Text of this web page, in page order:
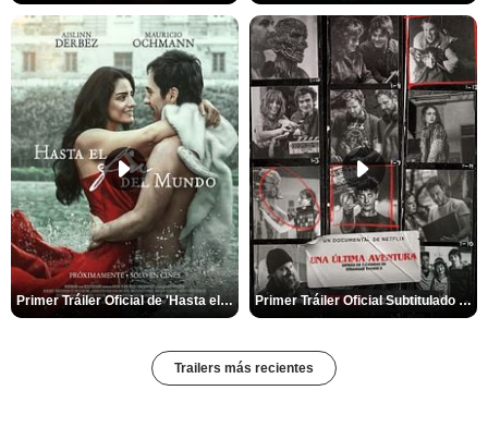
Primer Tráiler Oficial de 'Hasta el fin del mundo' Primer Tráiler Oficial Subtitulado de 'Una última aventura: Detrás de cámaras de Stranger Things 5'
Trailers más recientes